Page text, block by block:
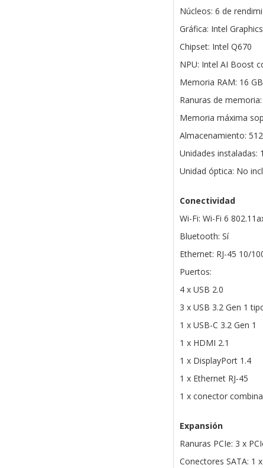
Núcleos: 6 de
Gráfica: Intel
Chipset: Intel Q670
NPU: Intel AI Boost
Memoria RAM: 16
Ranuras de
Memoria máxima
Almacenamiento:
Unidades instaladas:
Unidad óptica: No
Conectividad
Wi-Fi: Wi-Fi 6
Bluetooth: Sí
Ethernet: RJ-45 10/
Puertos:
4 x USB 2.0
3 x USB 3.2 Gen 1
1 x USB-C 3.2 Gen 1
1 x HDMI 2.1
1 x DisplayPort 1.4
1 x Ethernet RJ-45
1 x conector
Expansión
Ranuras PCIe: 3 x
Conectores SATA: 1